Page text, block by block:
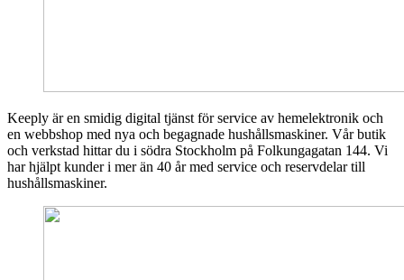
Keeply är en smidig digital tjänst för service av hemelektronik och
en webbshop med nya och begagnade hushållsmaskiner. Vår butik
och verkstad hittar du i södra Stockholm på Folkungagatan 144. Vi
har hjälpt kunder i mer än 40 år med service och reservdelar till
hushållsmaskiner.